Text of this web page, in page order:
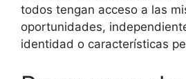
todos tengan acceso a las
oportunidades,
identidad o características